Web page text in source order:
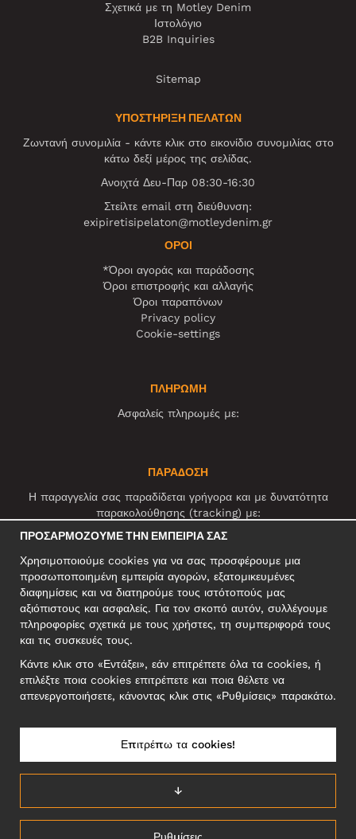
Σχετικά με τη Motley Denim
Ιστολόγιο
B2B Inquiries
Sitemap
ΥΠΟΣΤΗΡΙΞΗ ΠΕΛΑΤΩΝ
Ζωντανή συνομιλία - κάντε κλικ στο εικονίδιο συνομιλίας στο
κάτω δεξί μέρος της σελίδας.
Ανοιχτά Δευ-Παρ 08:30-16:30
Στείλτε email στη διεύθυνση:
exipiretisipelaton@motleydenim.gr
ΌΡΟΙ
*Όροι αγοράς και παράδοσης
Όροι επιστροφής και αλλαγής
Όροι παραπόνων
Privacy policy
Cookie-settings
ΠΛΗΡΩΜΗ
Ασφαλείς πληρωμές με:
ΠΑΡΑΔΟΣΗ
Η παραγγελία σας παραδίδεται γρήγορα και με δυνατότητα
παρακολούθησης (tracking) με:
ΚΟΙΝΩΝΙΚΆ ΔΊΚΤΥΑ
ΕΠΑΓΓΕΛΜΑΤΙΚΗ ΔΙΕΥΘΥΝΣΗ
Motley Denim Europe OÜ
Narva mnt 5, EE-10117 Tallinn
Reg: 12356245
διεύθυνση!
ΕΛΛΆΔΑ/ΕΛΛΗΝΙΚΆ
ΠΡΟΣΑΡΜΌΖΟΥΜΕ ΤΗΝ ΕΜΠΕΙΡΊΑ ΣΑΣ
Χρησιμοποιούμε cookies για να σας προσφέρουμε μια
προσωποποιημένη εμπειρία αγορών, εξατομικευμένες
διαφημίσεις και να διατηρούμε τους ιστότοπούς μας
αξιόπιστους και ασφαλείς. Για τον σκοπό αυτόν, συλλέγουμε
πληροφορίες σχετικά με τους χρήστες, τη συμπεριφορά τους
και τις συσκευές τους.
Κάντε κλικ στο «Εντάξει», εάν επιτρέπετε όλα τα cookies, ή
επιλέξτε ποια cookies επιτρέπετε και ποια θέλετε να
απενεργοποιήσετε, κάνοντας κλικ στις «Ρυθμίσεις» παρακάτω.
↓
Επιτρέπω τα cookies!